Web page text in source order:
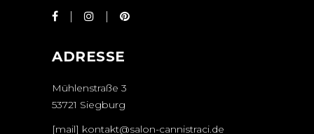
ADRESSE
Mühlenstraße 3
53721 Siegburg
[mail] kontakt@salon-cannistraci.de